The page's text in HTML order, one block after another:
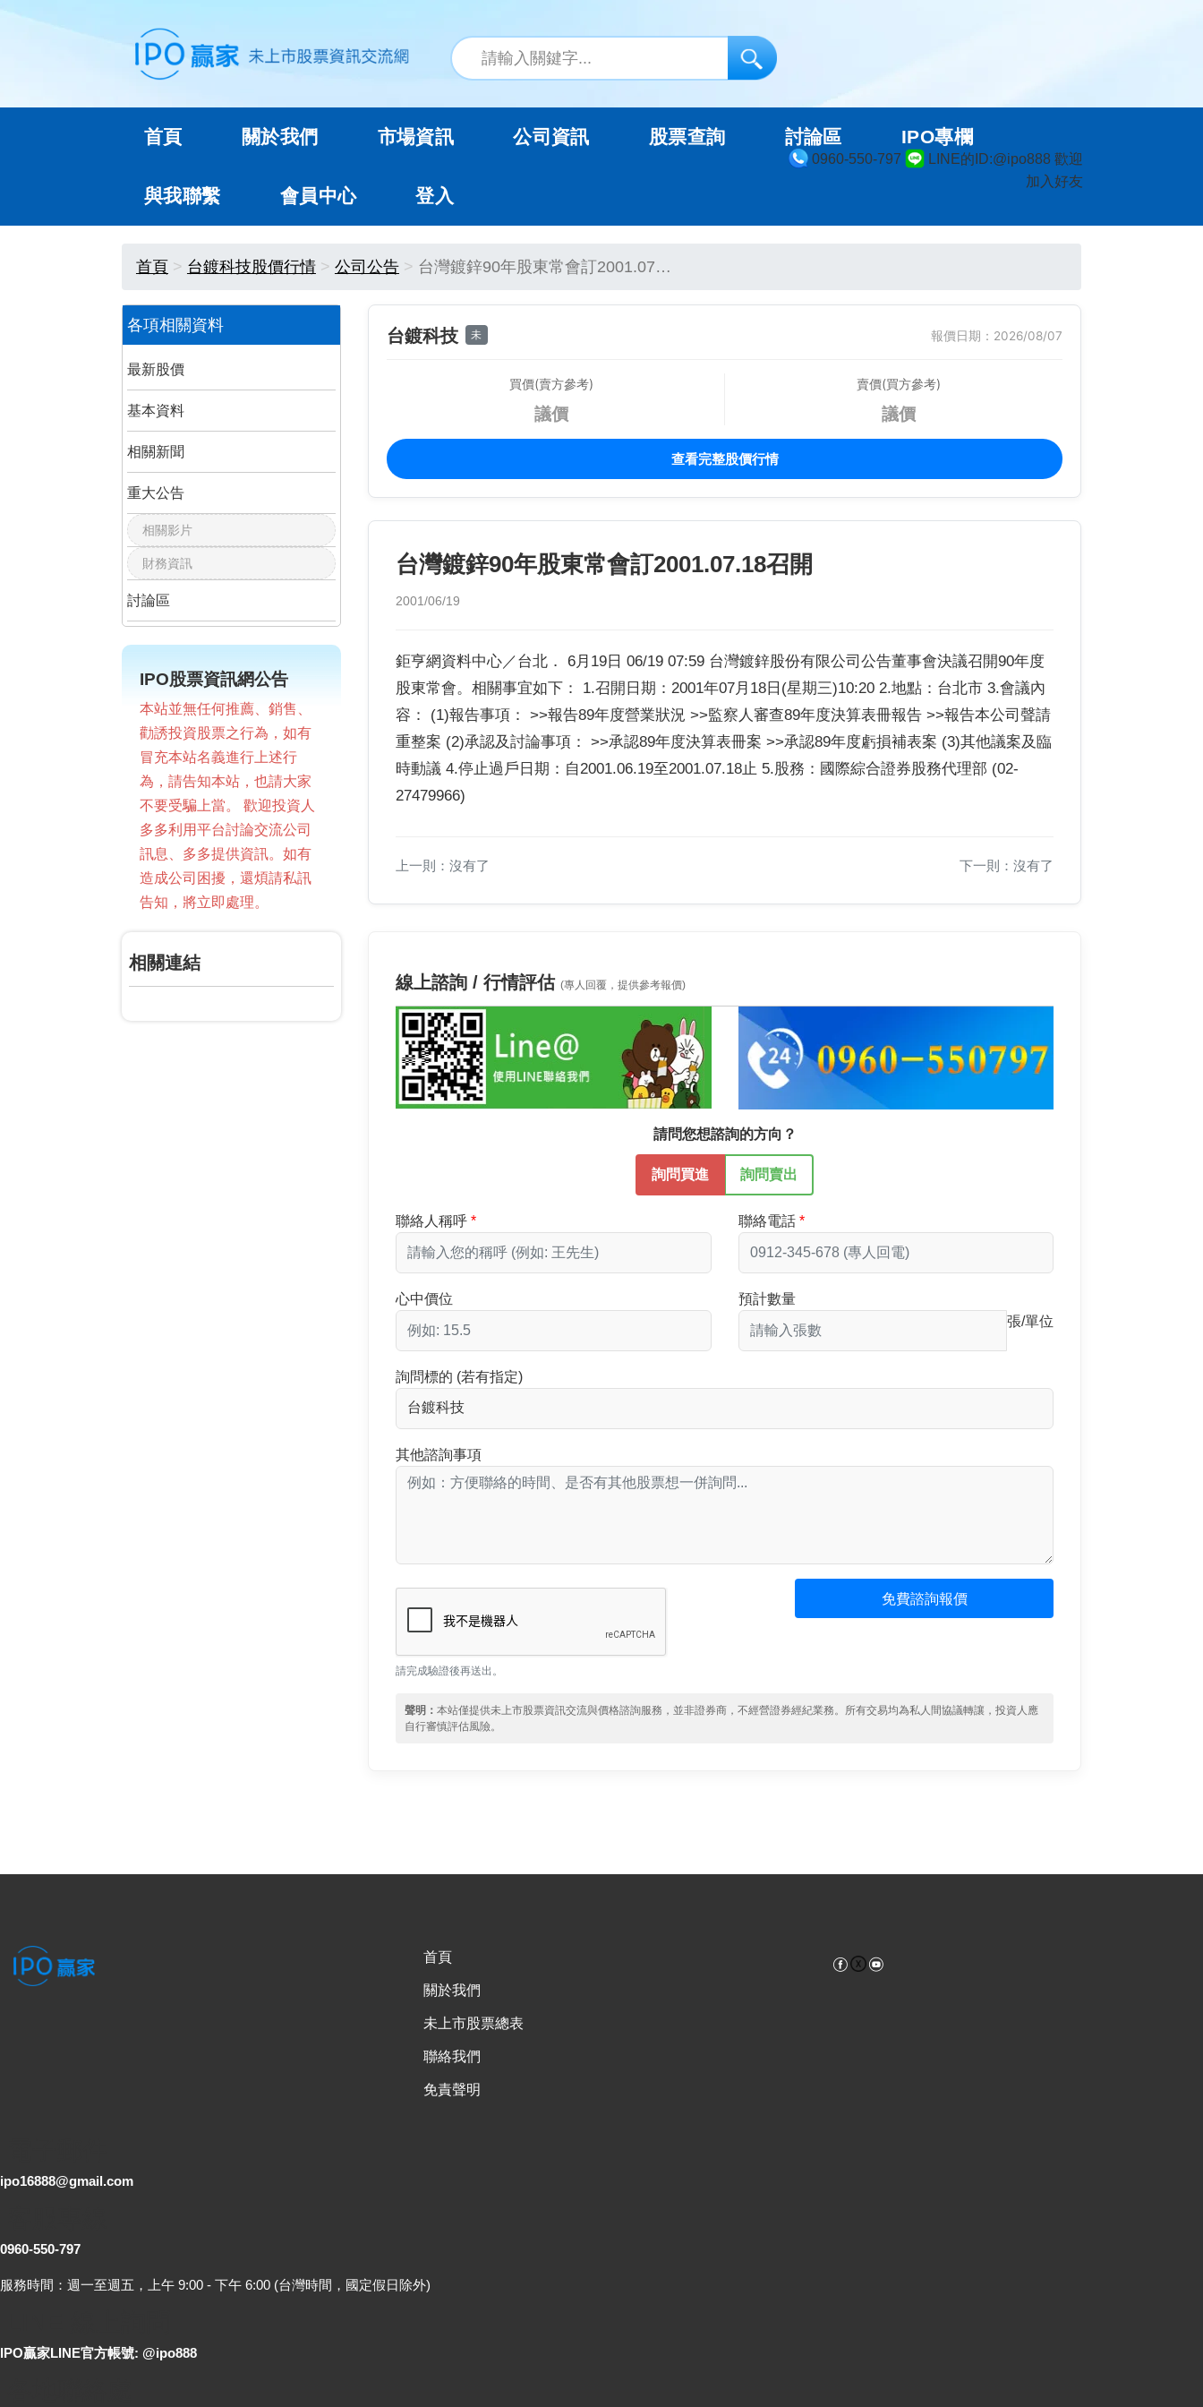
0960-550-797
LINE的ID:@ipo888 歡迎
加入好友
首頁 關於我們 市場資訊 公司資訊 股票查詢 討論區 IPO專欄
與我聯繫 會員中心 登入
首頁 台鍍科技股價行情 公司公告 台灣鍍鋅90年股東常會訂2001.07…
各項相關資料
最新股價
基本資料
相關新聞
重大公告
相關影片
財務資訊
討論區
IPO股票資訊網公告
本站並無任何推薦、銷售、
勸誘投資股票之行為，如有
冒充本站名義進行上述行
為，請告知本站，也請大家
不要受騙上當。 歡迎投資人
多多利用平台討論交流公司
訊息、多多提供資訊。如有
造成公司困擾，還煩請私訊
告知，將立即處理。
相關連結
台鍍科技 未 報價日期：2026/08/07
買價(賣方參考)
議價
賣價(買方參考)
議價
查看完整股價行情
台灣鍍鋅90年股東常會訂2001.07.18召開
2001/06/19
鉅亨網資料中心／台北． 6月19日 06/19 07:59 台灣鍍鋅股份有限公司公告董事會決議召開90年度
股東常會。相關事宜如下： 1.召開日期：2001年07月18日(星期三)10:20 2.地點：台北市 3.會議內
容： (1)報告事項： >>報告89年度營業狀況 >>監察人審查89年度決算表冊報告 >>報告本公司聲請
重整案 (2)承認及討論事項： >>承認89年度決算表冊案 >>承認89年度虧損補表案 (3)其他議案及臨
時動議 4.停止過戶日期：自2001.06.19至2001.07.18止 5.股務：國際綜合證券股務代理部 (02-
27479966)
上一則：沒有了 下一則：沒有了
線上諮詢 / 行情評估(專人回覆，提供參考報價)
請問您想諮詢的方向？
詢問買進 詢問賣出
聯絡人稱呼 聯絡電話
心中價位
預計數量
張/單位
詢問標的 (若有指定)
其他諮詢事項
請完成驗證後再送出。
免費諮詢報價
聲明：本站僅提供未上市股票資訊交流與價格諮詢服務，並非證券商，不經營證券經紀業務。所有交易均為私人間協議轉讓，投資人應
自行審慎評估風險。
首頁
關於我們
未上市股票總表
聯絡我們
免責聲明
Facebook
ipo16888@gmail.com
0960-550-797
服務時間：週一至週五，上午 9:00 - 下午 6:00 (台灣時間，國定假日除外)
IPO贏家LINE官方帳號: @ipo888